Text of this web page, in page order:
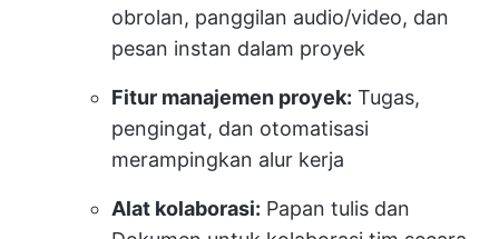
obrolan, panggilan audio/video, dan
pesan instan dalam proyek
Fitur manajemen proyek: Tugas,
pengingat, dan otomatisasi
merampingkan alur kerja
Alat kolaborasi: Papan tulis dan